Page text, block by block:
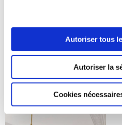
Autoriser tous
Autoriser la
Cookies